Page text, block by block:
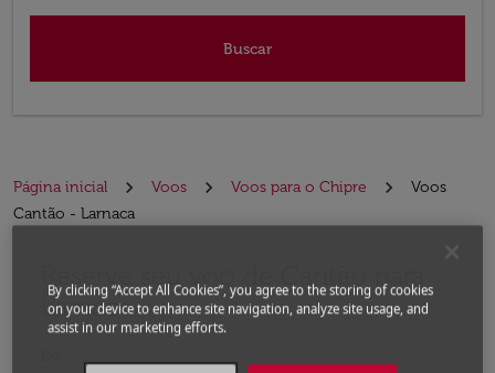
Buscar
Página inicial Voos Voos para o Chipre
Voos
Cantão - Larnaca
Reserve seu voo de Cantão para
Larnaca
By clicking “Accept All Cookies”, you agree to the storing of cookies
on your device to enhance site navigation, analyze site usage, and
assist in our marketing efforts.